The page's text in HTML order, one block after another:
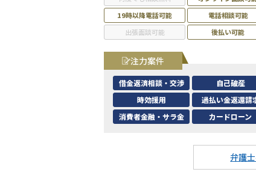
19時以降電話可能
電話相談可能
出張面談可能
後払い可能
弁護
注力案件
借金返済相談・交渉 自己破産
時効援用
過払い金返還請
消費者金融・サラ金
カードローン